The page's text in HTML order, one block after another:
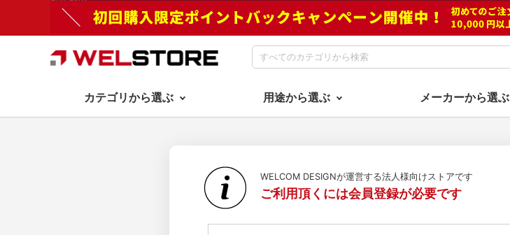
カテゴリから選ぶ 用途から選ぶ メーカーから選ぶ
WELCOM DESIGNが運営する法人様向けストアです
ご利用頂くには会員登録が必要です